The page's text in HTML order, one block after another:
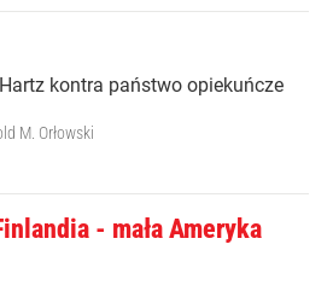
kontra państwo opiekuńcze
M. Orłowski
- mała Ameryka